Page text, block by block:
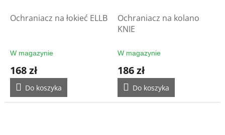
Ochraniacz na łokieć ELLB
W magazynie
168 zł
Do koszyka
Ochraniacz na kolano
KNIE
W magazynie
186 zł
Do koszyka